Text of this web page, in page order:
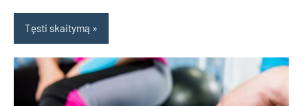
Tęsti skaitymą